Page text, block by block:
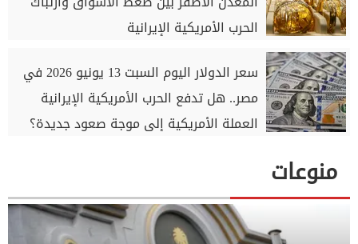
الحرب الأمريكية الإيرانية
سعر الدولار اليوم السبت 13 يونيو 2026 في
مصر.. هل تدفع الحرب الأمريكية الإيرانية
العملة الأمريكية إلى موجة صعود جديدة؟
منوعات